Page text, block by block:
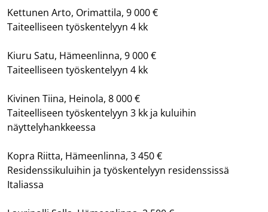
Kettunen Arto, Orimattila, 9 000 €
Taiteelliseen työskentelyyn 4 kk
Kiuru Satu, Hämeenlinna, 9 000 €
Taiteelliseen työskentelyyn 4 kk
Kivinen Tiina, Heinola, 8 000 €
Taiteelliseen työskentelyyn 3 kk ja kuluihin
näyttelyhankkeessa
Kopra Riitta, Hämeenlinna, 3 450 €
Residenssikuluihin ja työskentelyyn residenssissä
Italiassa